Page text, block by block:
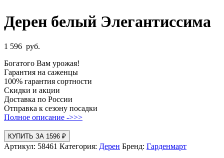
Дерен белый Элегантиссима
1 596 руб.
Богатого Вам урожая!
Гарантия на саженцы
100% гарантия сортности
Скидки и акции
Доставка по России
Отправка к сезону посадки
Полное описание ->>>
КУПИТЬ ЗА 1596 ₽
Артикул: 58461 Категория: Дерен Бренд: Гарденмарт